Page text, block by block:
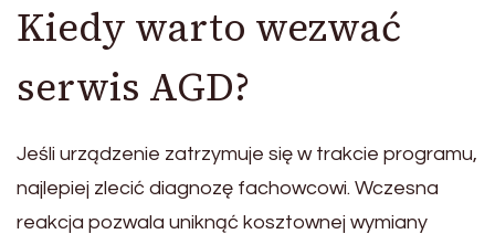
Kiedy warto wezwać
serwis AGD?
Jeśli urządzenie zatrzymuje się w trakcie programu,
najlepiej zlecić diagnozę fachowcowi. Wczesna
reakcja pozwala uniknąć kosztownej wymiany